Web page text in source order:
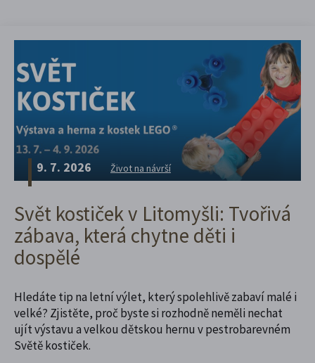
9. 7. 2026 Život na návrší
Svět kostiček v Litomyšli: Tvořivá
zábava, která chytne děti i
dospělé
Hledáte tip na letní výlet, který spolehlivě zabaví malé i
velké? Zjistěte, proč byste si rozhodně neměli nechat
ujít výstavu a velkou dětskou hernu v pestrobarevném
Světě kostiček.